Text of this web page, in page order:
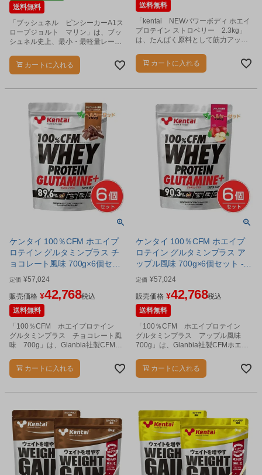
送料無料
「ブッシュネル ピンシーカーA1ス
ロープジョルト マリン」は、ブッ
シュネル史上、最小・最軽量レーザ
カートに入れる
送料無料
「kentai NEWパワーボディ ホエイ
プロテイン ストロベリー 2.3kg」
は、たんぱく原料として筋力アップ
100％ホエイプロテインです。
カートに入れる
ケンタイ 100％CFM ホエイプ
ロテイン グルタミンプラス チ
ョコレート風味 700g×6個セッ
ト - 健康体力研究所 [kentai]
定価 ¥57,024
販売価格 ¥42,768税込
送料無料
「100％CFM ホエイプロテイン
グルタミンプラス チョコレート風
味 700g」は、Glanbia社製CFMホ
スしました。
カートに入れる
ケンタイ 100％CFM ホエイプ
ロテイン グルタミンプラス ア
ップル風味 700g×6個セット -
健康体力研究所 [kentai]
定価 ¥57,024
販売価格 ¥42,768税込
送料無料
「100％CFM ホエイプロテイン
グルタミンプラス アップル風味
700g」は、Glanbia社製CFMホエイ
ました。
カートに入れる